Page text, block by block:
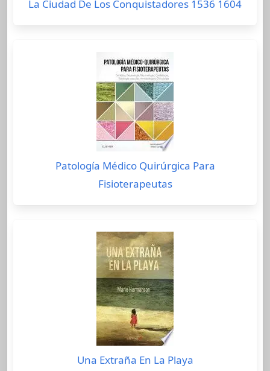
La Ciudad De Los Conquistadores 1536 1604
Patología Médico Quirúrgica Para
Fisioterapeutas
Una Extraña En La Playa